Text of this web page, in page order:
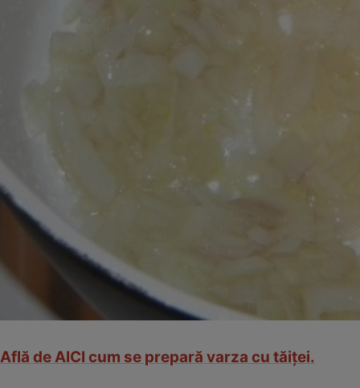
Află de AICI cum se prepară varza cu tăiţei.